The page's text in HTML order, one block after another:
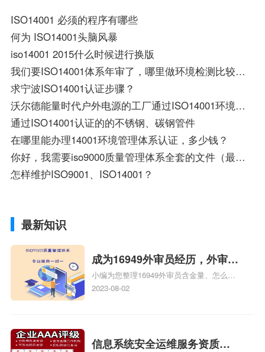
ISO14001 必须的程序有哪些
何为 ISO14001头脑风暴
iso14001 2015什么时候进行换版
我们要ISO14001体系年审了，哪里做环境检测比较快，比较急
求宁波ISO14001认证步骤？
沃尔德能量时代户外电源的工厂通过ISO14001环境管理体系认证了么？
通过ISO14001认证的的不锈钢、碳钢管件
在哪里能办理14001环境管理体系认证，多少钱？
你好，我需要iso9000质量管理体系全套的文件（最好是机械、设备这个行业）以及ISO14001的资料。
怎样维护ISO9001、ISO14001？
最新知识
成为16949外审员经历，外审员
16949
小编为您整理16949外审员含金量、怎么才
能成为注册的TS16949:2009的外审员、我
2023-08-02
信息系统安全运维服务资质二